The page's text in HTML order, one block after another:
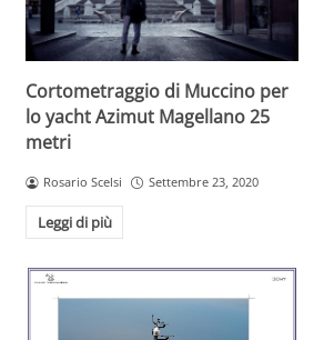
Cortometraggio di Muccino per
lo yacht Azimut Magellano 25
metri
Rosario Scelsi Settembre 23, 2020
Leggi di più